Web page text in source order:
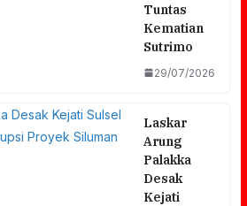
Tuntas
Kematian
Sutrimo
29/07/2026
Laskar
Arung
Palakka
Desak
Kejati